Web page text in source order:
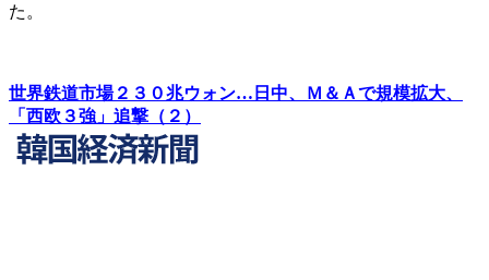
た。
世界鉄道市場２３０兆ウォン…日中、Ｍ＆Ａで規模拡大、
「西欧３強」追撃（２）